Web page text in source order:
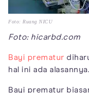
Foto: Ruang NICU
Foto: hicarbd.com
Bayi prematur
hal ini ada alasannya.
Bayi prematur